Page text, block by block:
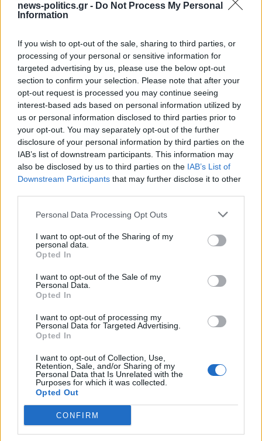
news-politics.gr - Do Not Process My Personal
Information
If you wish to opt-out of the sale, sharing to third parties, or
processing of your personal or sensitive information for
targeted advertising by us, please use the below opt-out
section to confirm your selection. Please note that after your
opt-out request is processed you may continue seeing
interest-based ads based on personal information utilized by
us or personal information disclosed to third parties prior to
your opt-out. You may separately opt-out of the further
disclosure of your personal information by third parties on the
IAB’s list of downstream participants. This information may
also be disclosed by us to third parties on the IAB’s List of
Downstream Participants that may further disclose it to other
Personal Data Processing Opt Outs
I want to opt-out of the Sharing of my
personal data.
Opted In
I want to opt-out of the Sale of my
Personal Data.
Opted In
I want to opt-out of processing my
Personal Data for Targeted Advertising.
Opted In
I want to opt-out of Collection, Use,
Retention, Sale, and/or Sharing of my
Personal Data that Is Unrelated with the
Purposes for which it was collected.
Opted Out
CONFIRM
Το Επαρχείο τιμά τον Καλύμνιο Σκεύο Ζερβό: Έκθεση
για τα 60 χρόνια από την εκδημία του επιστήμονα,
πολιτικού και εθνικού αγωνιστή (φωτος κ videos)
Γιάννης Χατζής, πρόεδρος ΠΟΞ: «Ο ελληνικός
τουρισμός άντεξε τις διεθνείς κρίσεις, αλλά
ανταγωνιστικός» (ηχητικό)